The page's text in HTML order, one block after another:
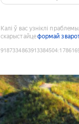
Калі ў вас узніклі
скарыстайцеформай
9187334863913384504: